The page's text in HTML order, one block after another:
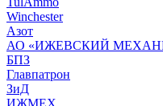
Winchester
Азот
АО «ИЖЕВСКИЙ
БПЗ
Главпатрон
ЗиД
ИЖМЕХ